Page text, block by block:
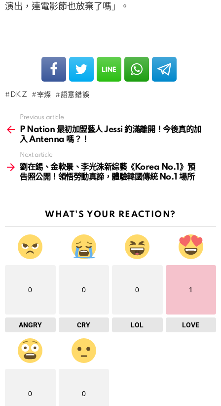
演出，連電影節也放棄了嗎」。
DKZ 宰燦 語意錯誤
more
Previous article
P Nation 最初加盟藝人 Jessi 約滿離開！今後真的加
入 Antenna 嗎？！
Next article
劉在錫、金軟景、李光洙新綜藝《Korea No.1》預
告照公開！領悟勞動真諦，體驗韓國傳統 No.1 場所
WHAT'S YOUR REACTION?
0
ANGRY
0
CRY
0
LOL
1
LOVE
0 0